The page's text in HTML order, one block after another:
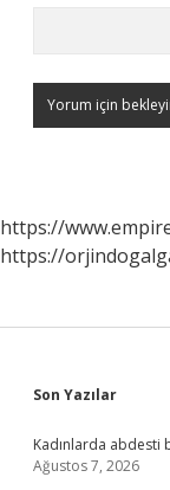
https://
https://
Sidebar
Son Yazılar
Kadınlarda abdesti
Ağustos 7, 2026